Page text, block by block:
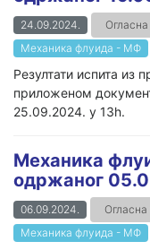
24.09.2024.
Механика флуида - МФ
Резултати испита из
приложеном
25.09.2024. у 13h.
Механика
одржаног
06.09.2024. Огласна
Механика флуида - МФ